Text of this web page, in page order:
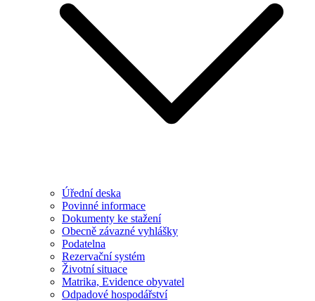
Úřední deska
Povinné informace
Dokumenty ke stažení
Obecně závazné vyhlášky
Podatelna
Rezervační systém
Životní situace
Matrika, Evidence obyvatel
Odpadové hospodářství